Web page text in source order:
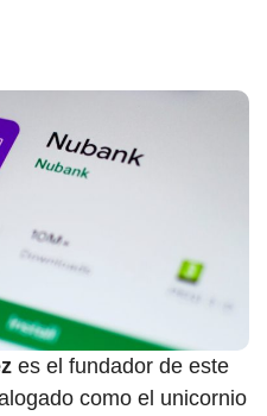
es el fundador de este
como el unicornio